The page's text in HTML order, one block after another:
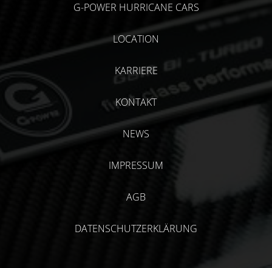
G-POWER HURRICANE CARS
LOCATION
KARRIERE
KONTAKT
NEWS
IMPRESSUM
AGB
DATENSCHUTZERKLÄRUNG